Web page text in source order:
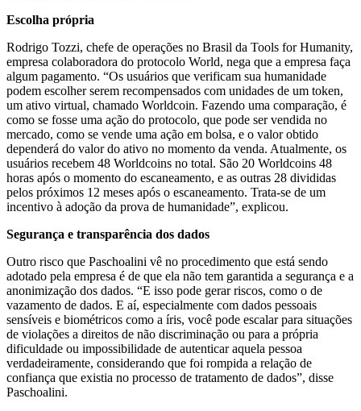
Escolha própria
Rodrigo Tozzi, chefe de operações no Brasil da Tools for Humanity,
empresa colaboradora do protocolo World, nega que a empresa faça
algum pagamento. “Os usuários que verificam sua humanidade
podem escolher serem recompensados com unidades de um token,
um ativo virtual, chamado Worldcoin. Fazendo uma comparação, é
como se fosse uma ação do protocolo, que pode ser vendida no
mercado, como se vende uma ação em bolsa, e o valor obtido
dependerá do valor do ativo no momento da venda. Atualmente, os
usuários recebem 48 Worldcoins no total. São 20 Worldcoins 48
horas após o momento do escaneamento, e as outras 28 divididas
pelos próximos 12 meses após o escaneamento. Trata-se de um
incentivo à adoção da prova de humanidade”, explicou.
Segurança e transparência dos dados
Outro risco que Paschoalini vê no procedimento que está sendo
adotado pela empresa é de que ela não tem garantida a segurança e a
anonimização dos dados. “E isso pode gerar riscos, como o de
vazamento de dados. E aí, especialmente com dados pessoais
sensíveis e biométricos como a íris, você pode escalar para situações
de violações a direitos de não discriminação ou para a própria
dificuldade ou impossibilidade de autenticar aquela pessoa
verdadeiramente, considerando que foi rompida a relação de
confiança que existia no processo de tratamento de dados”, disse
Paschoalini.